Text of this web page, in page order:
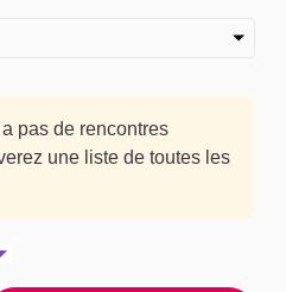
pas de rencontres
une liste de toutes les